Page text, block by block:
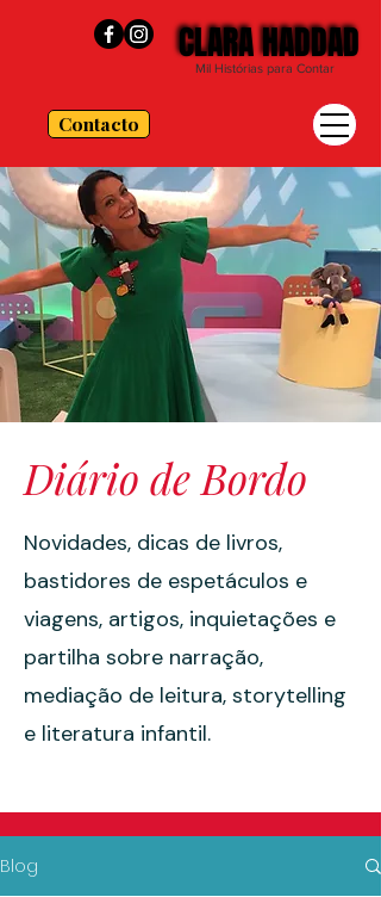
Contacto
CLARA HADDAD
CLARA HADDAD
Mil Histórias para Contar
Diário de Bordo
Novidades, dicas de livros,
bastidores de espetáculos e
viagens, artigos, inquietações e
partilha sobre narração,
mediação de leitura, storytelling
e literatura infantil.
Blog